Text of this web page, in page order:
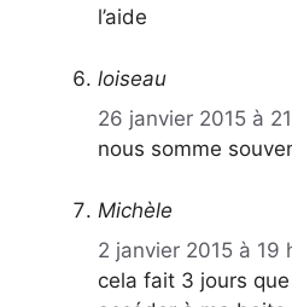
l’aide
loiseau
26 janvier 2015 à
nous somme
Michèle
2 janvier 2015 à 19
cela fait 3 jours